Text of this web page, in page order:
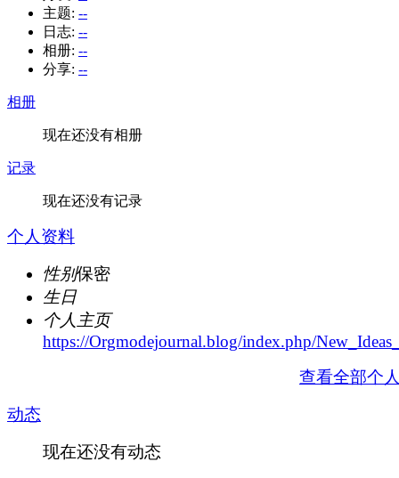
主题: --
日志: --
相册: --
分享: --
相册
现在还没有相册
记录
现在还没有记录
个人资料
性别保密
生日
个人主页
https://Orgmodejournal.blog/index.php/
查看全部个
动态
现在还没有动态